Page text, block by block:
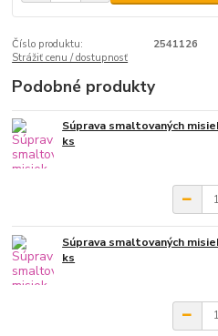
Číslo produktu:
2541126
Strážiť cenu / dostupnosť
Podobné produkty
Súprava smaltovaných
ks
Súprava smaltovaných
ks